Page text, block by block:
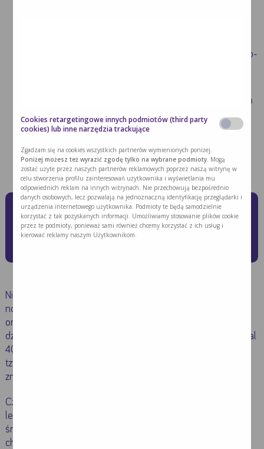
Zaleca się spożywanie zup, koktajli, musów warzywno-
znajdować się w pozycji półsiedzącej lub siedzącej, co
uniemożliwia cofanie się treści pokarmowej.
Nie zaleca się również spożywania potraw tłustych,
wędzonych, smażonych, pikantnych oraz
posiadających intensywne zapachy.
Jak niedożywienie wpływa na
przebieg leczenia choroby
Niedożywienie może stanowić jeden z objawów choroby
nowotworowej lub pojawić się jako powikłanie leczenia
onkologicznego. Problem ten dotyczy od 8 do nawet 32%
dzieci z nowo rozpoznaną chorobą nowotworową, a u niemal
40% w późniejszym etapie rozwoju choroby rozpoznaje się
tzw. zespół wyniszczenia organizmu (tzw. kacheksję), co
znacznie pogarsza rokowanie.
Często niedożywienie komplikuje przebieg choroby i jej
leczenia. Nieprawidłowy stan odżywienia zwiększa
śmiertelność oraz przyczynia się do gorszego tolerowania
chemioterapii. Niedożywienie prowadzi do znacznego
Cookies retargetingowe innych podmiotów (third party
cookies) lub inne narzędzia trackujące
Zgadzam się na cookies wszystkich partnerów wymienionych poniżej.
Poniżej możesz też wyrazić zgodę tylko na wybrane podmioty. Mogą
zostać użyte przez naszych partnerów reklamowych poprzez naszą witrynę w
celu stworzenia profilu zainteresowań użytkownika i wyświetlania mu
odpowiednich reklam na innych witrynach. Nie przechowują bezpośrednio
danych osobowych, lecz pozwalają na jednoznaczną identyfikację przeglądarki i
urządzenia internetowego użytkownika. Podmioty te będą samodzielnie
korzystać z tak pozyskanych informacji. Umożliwiamy stosowanie plików cookie
przez te podmioty, ponieważ sami również chcemy korzystać z ich usług i
kierować reklamy naszym Użytkownikom.